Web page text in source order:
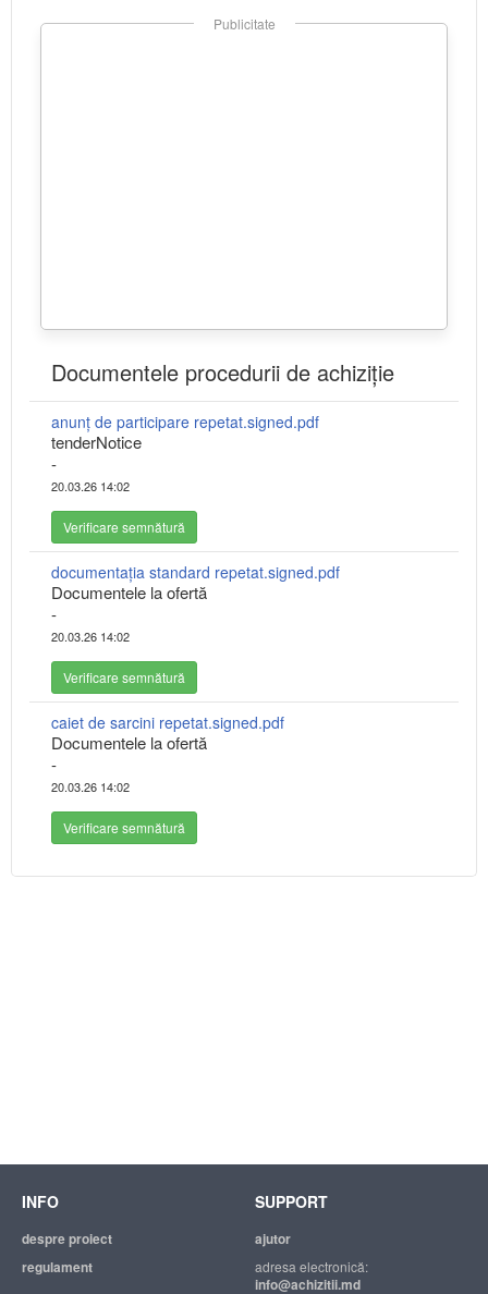
Publicitate
Documentele procedurii de achiziție
anunț de participare repetat.signed.pdf
tenderNotice
-
20.03.26 14:02
Verificare semnătură
documentaţia standard repetat.signed.pdf
Documentele la ofertă
-
20.03.26 14:02
Verificare semnătură
caiet de sarcini repetat.signed.pdf
Documentele la ofertă
-
20.03.26 14:02
Verificare semnătură
INFO
despre proiect
regulament
SUPPORT
ajutor
adresa electronică:
info@achizitii.md